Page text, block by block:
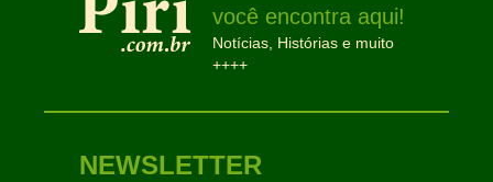
você encontra aqui!
Notícias, Histórias e muito
++++
NEWSLETTER